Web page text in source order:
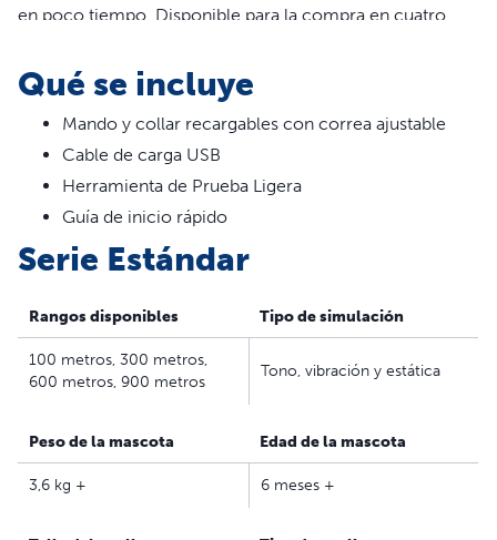
en poco tiempo. Disponible para la compra en cuatro
ideal para entrenamientos exitosos tanto en interiores
como en exteriores.
PetSafe® Lite Entrenador
Remoto
El entrenador remoto PetSafe® Lite está diseñado
específicamente para perros con una personalidad
suaves, incluso cuando se aumentan a niveles más altos.
Características:
con un mando a distancia digital ligero y un collar
Entrena a 2 perros con 1 mando a distancia con la
compra de un Collar Receptor Add-A-Dog adicional;
Qué se incluye
Mando y collar recargables con correa ajustable
Cable de carga USB
Herramienta de Prueba Ligera
Guía de inicio rápido
Serie Estándar
Rangos disponibles Tipo de simulación
100 metros, 300 metros,
600 metros, 900 metros
Tono, vibración y estática
Peso de la mascota Edad de la mascota
3,6 kg + 6 meses +